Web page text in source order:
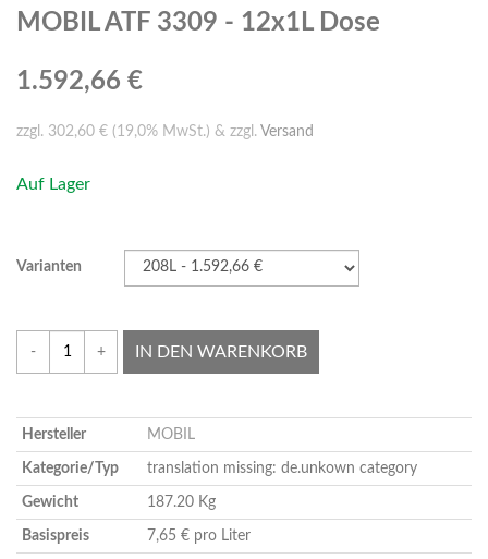
MOBIL ATF 3309 - 12x1L Dose
1.592,66 €
zzgl. 302,60 € (19,0% MwSt.) & zzgl. Versand
Auf Lager
Varianten
- + IN DEN WARENKORB
Hersteller MOBIL
Kategorie/Typ translation missing: de.unkown category
Gewicht 187.20 Kg
Basispreis 7,65 € pro Liter